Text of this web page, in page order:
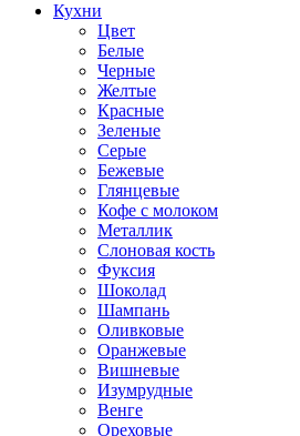
Кухни
Цвет
Белые
Черные
Желтые
Красные
Зеленые
Серые
Бежевые
Глянцевые
Кофе с молоком
Металлик
Слоновая кость
Фуксия
Шоколад
Шампань
Оливковые
Оранжевые
Вишневые
Изумрудные
Венге
Ореховые